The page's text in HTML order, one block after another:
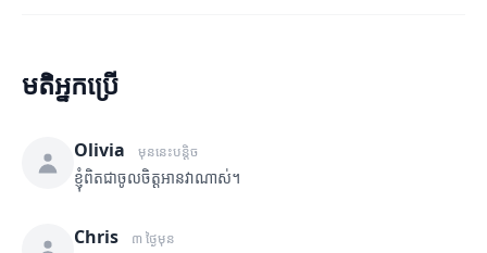
មតិអ្នកប្រើ
Olivia មុននេះបន្តិច
ខ្ញុំពិតជាចូលចិត្តអានវាណាស់។
Chris ៣ ថ្ងៃមុន